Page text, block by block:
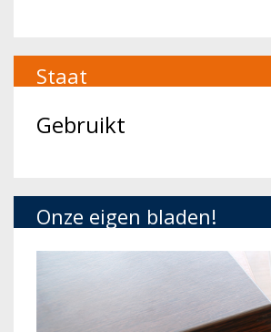
Staat
Gebruikt
Onze eigen bladen!